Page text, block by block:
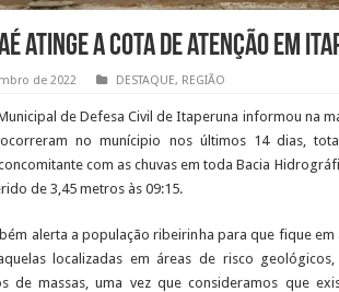
atinge a cota de atenção em
de 2022 DESTAQUE, REGIÃO
de Defesa Civil de Itaperuna informou na
no munícipio nos últimos 14 dias,
com as chuvas em toda Bacia
de 3,45 metros às 09:15.
alerta a população ribeirinha para que fique em
localizadas em áreas de risco
de massas, uma vez que consideramos que